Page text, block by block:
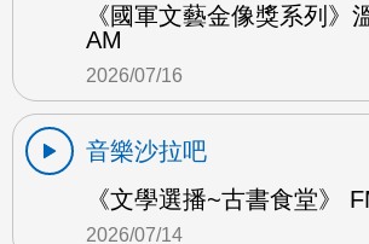
《國軍文藝金像獎系列》
AM
2026/07/16
音樂沙拉吧
《文學選播~古書食堂》
2026/07/14